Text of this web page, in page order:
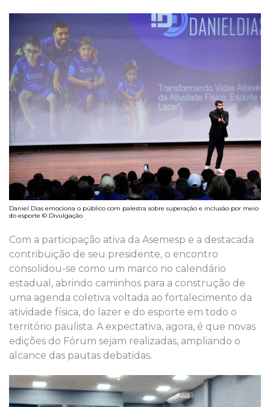
Daniel Dias emociona o público com palestra sobre superação e inclusão por meio
do esporte © Divulgação
Com a participação ativa da Asemesp e a destacada
contribuição de seu presidente, o encontro
consolidou-se como um marco no calendário
estadual, abrindo caminhos para a construção de
uma agenda coletiva voltada ao fortalecimento da
atividade física, do lazer e do esporte em todo o
território paulista. A expectativa, agora, é que novas
edições do Fórum sejam realizadas, ampliando o
alcance das pautas debatidas.